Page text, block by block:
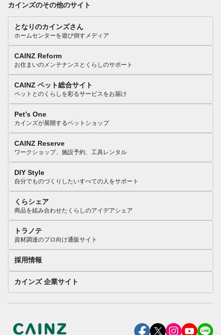
カインズのその他のサイト
となりのカインズさん
ホームセンターを遊び倒すメディア
CAINZ Reform
お住まいのメンテナンスとくらしのサポート
CAINZ ペット総合サイト
ペットとのくらしを彩るサービスをお届け
Pet’s One
カインズが展開するペットショップ
CAINZ Reserve
ワークショップ、施設予約、工具レンタル
DIY Style
自分でものづくりしたいすべての人をサポート
くらシェア
商品を組み合わせたくらしのアイデアシェア
トラノテ
資材調達のプロ向け通販サイト
採用情報
カインズ 企業サイト